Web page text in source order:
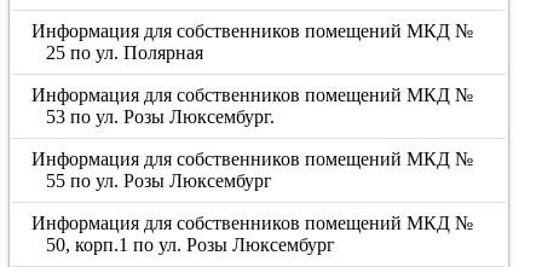
Информация для собственников помещений МКД №
25 по ул. Полярная
Информация для собственников помещений МКД №
53 по ул. Розы Люксембург.
Информация для собственников помещений МКД №
55 по ул. Розы Люксембург
Информация для собственников помещений МКД №
50, корп.1 по ул. Розы Люксембург